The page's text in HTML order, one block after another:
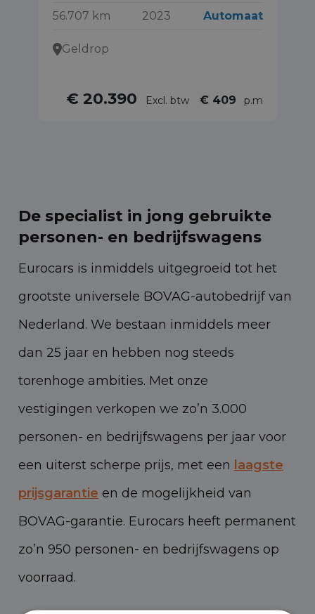
56.707 km 2023 Automaat
Geldrop
€ 20.390 Excl. btw € 409 p.m
De specialist in jong gebruikte
personen- en bedrijfswagens
Eurocars is inmiddels uitgegroeid tot het
grootste universele BOVAG-autobedrijf van
Nederland. We bestaan inmiddels meer
dan 25 jaar en hebben nog steeds
torenhoge ambities. Met onze
vestigingen verkopen we zo’n 3.000
personen- en bedrijfswagens per jaar voor
een uiterst scherpe prijs, met een laagste
prijsgarantie en de mogelijkheid van
BOVAG-garantie. Eurocars heeft permanent
zo’n 950 personen- en bedrijfswagens op
voorraad.